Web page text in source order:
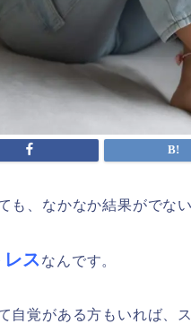
も、なかなか結果がでな
スなんです。
自覚がある方もいれば、